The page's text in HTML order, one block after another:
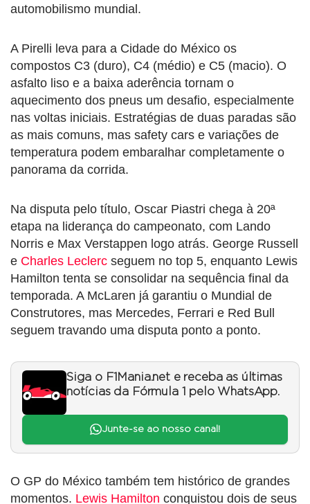
automobilismo mundial.
A Pirelli leva para a Cidade do México os
compostos C3 (duro), C4 (médio) e C5 (macio). O
asfalto liso e a baixa aderência tornam o
aquecimento dos pneus um desafio, especialmente
nas voltas iniciais. Estratégias de duas paradas são
as mais comuns, mas safety cars e variações de
temperatura podem embaralhar completamente o
panorama da corrida.
Na disputa pelo título, Oscar Piastri chega à 20ª
etapa na liderança do campeonato, com Lando
Norris e Max Verstappen logo atrás. George Russell
e Charles Leclerc seguem no top 5, enquanto Lewis
Hamilton tenta se consolidar na sequência final da
temporada. A McLaren já garantiu o Mundial de
Construtores, mas Mercedes, Ferrari e Red Bull
seguem travando uma disputa ponto a ponto.
Siga o F1Mania.net e receba as últimas
notícias da Fórmula 1 pelo WhatsApp.
Junte-se ao nosso canal!
O GP do México também tem histórico de grandes
momentos. Lewis Hamilton conquistou dois de seus